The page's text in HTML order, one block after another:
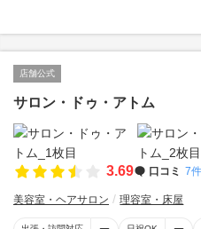
店舗公式
サロン・ドゥ・アトム
3.69 口コミ 7件
美容室・ヘアサロン 理容室・床屋